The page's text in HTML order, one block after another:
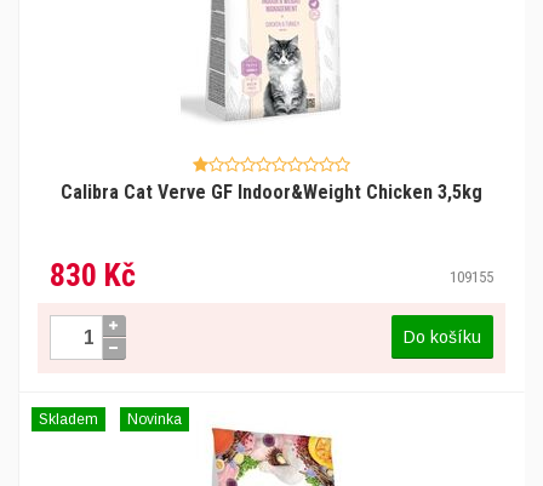
Calibra Cat Verve GF Indoor&Weight Chicken 3,5kg
830 Kč 109155
Do košíku
Skladem Novinka